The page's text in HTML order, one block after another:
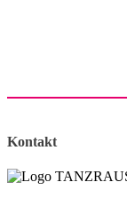
Kontakt